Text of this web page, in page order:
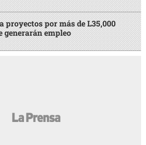
proyectos por más de L35,000
generarán empleo